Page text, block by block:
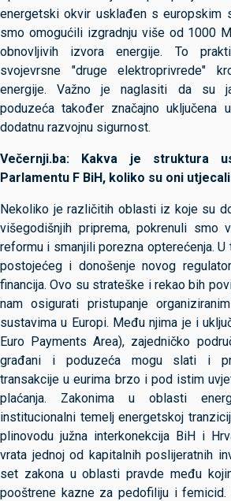
energetski okvir usklađen s europskim
smo omogućili izgradnju više od 1000
obnovljivih izvora energije. To
svojevrsne "druge elektroprivrede"
energije. Važno je naglasiti da su
poduzeća također značajno uključena
dodatnu razvojnu sigurnost.
Večernji.ba: Kakva je struktura
Parlamentu F BiH, koliko su oni
Nekoliko je različitih oblasti iz koje su
višegodišnjih priprema, pokrenuli smo
reformu i smanjili porezna opterećenja.
postojećeg i donošenje novog
financija. Ovo su strateške i rekao bih
nam osigurati pristupanje
sustavima u Europi. Među njima je i
Euro Payments Area), zajedničko
građani i poduzeća mogu slati i
transakcije u eurima brzo i pod istim
plaćanja. Zakonima u oblasti
institucionalni temelj energetskoj
plinovodu južna interkonekcija BiH i
vrata jednoj od kapitalnih poslijeratnih
set zakona u oblasti pravde među
pooštrene kazne za pedofiliju i